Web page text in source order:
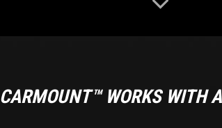
CARMOUNT™ WORKS WITH